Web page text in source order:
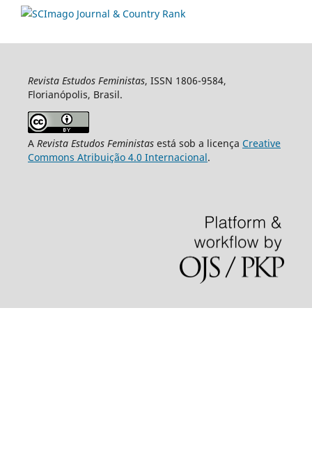
Revista Estudos Feministas, ISSN 1806-9584,
Florianópolis, Brasil.
A Revista Estudos Feministasestá sob a licença Creative
Commons Atribuição 4.0 Internacional.